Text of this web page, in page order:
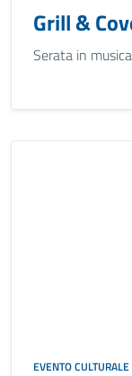
Grill &
Serata in
EVENTO CULTURALE